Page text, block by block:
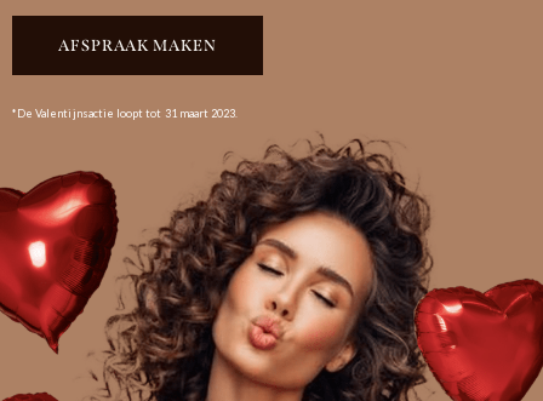
AFSPRAAK MAKEN
*De Valentijnsactie loopt tot 31 maart 2023.